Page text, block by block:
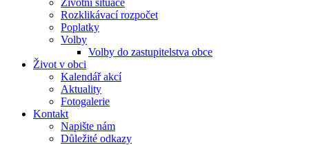
Životní situace
Rozklikávací rozpočet
Poplatky
Volby
Volby do zastupitelstva obce
Život v obci
Kalendář akcí
Aktuality
Fotogalerie
Kontakt
Napište nám
Důležité odkazy